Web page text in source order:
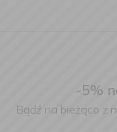
-5%
Bądź na bieżąco z